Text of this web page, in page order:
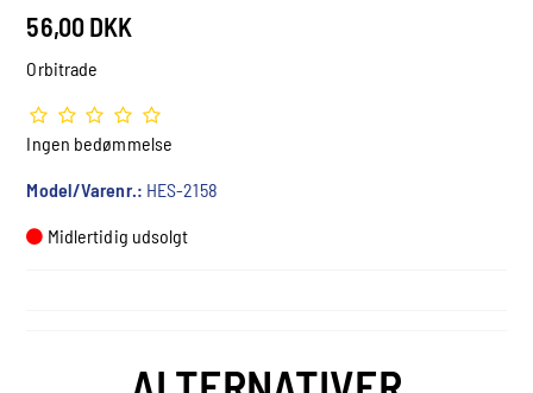
56,00 DKK
Orbitrade
Ingen bedømmelse
Model/Varenr.: HES-2158
Midlertidig udsolgt